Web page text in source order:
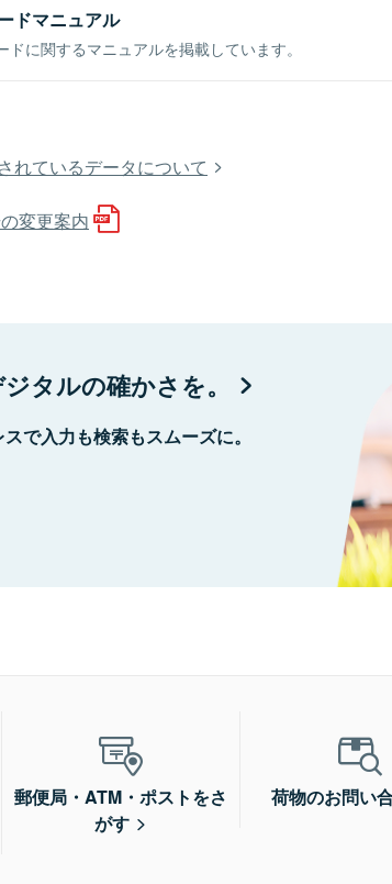
ドマニュアル
に関するマニュアルを掲載しています。
れているデータについて
変更案内
タルの確かさを。
で入力も検索もスムーズに。
郵便局・ATM・ポストをさ
がす
荷物のお問い